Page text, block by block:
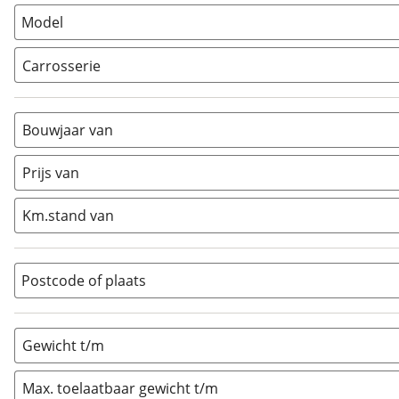
Model
Carrosserie
Alkoof (0)
Busmodel
Caravan (0)
Half-integraal
Integraal (0)
Opzetunit (0
Vouwwagen (0)
Bouwjaar van
Prijs van
Km.stand van
Postcode of plaats
Gewicht t/m
Max. toelaatbaar gewicht t/m